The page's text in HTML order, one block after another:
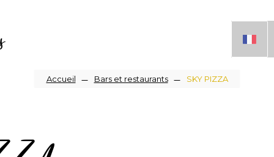
Fil
Accueil Bars et restaurants SKY PIZZA